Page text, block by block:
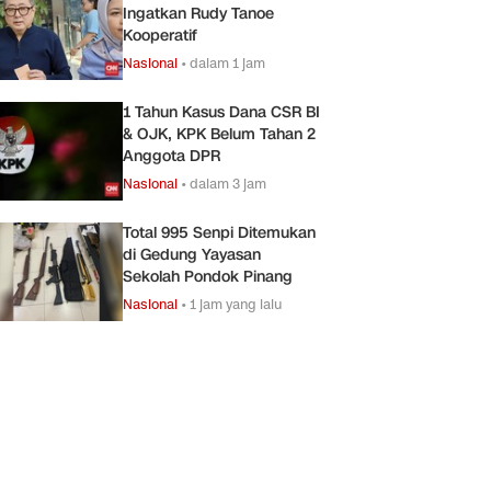
Ingatkan Rudy Tanoe
Kooperatif
Nasional •dalam 1 jam
1 Tahun Kasus Dana CSR BI
& OJK, KPK Belum Tahan 2
Anggota DPR
Nasional •dalam 3 jam
Total 995 Senpi Ditemukan
di Gedung Yayasan
Sekolah Pondok Pinang
Nasional •1 jam yang lalu